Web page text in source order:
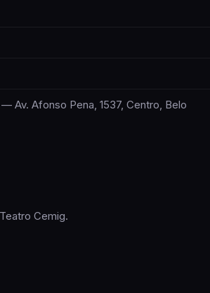
Av. Afonso Pena, 1537, Centro, Belo
Cemig.